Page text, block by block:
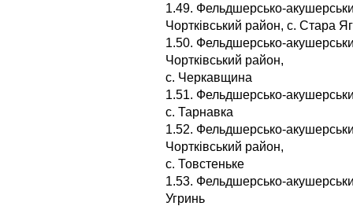
1.49. Фельдшерсько-
Чортківський район, с. Стара
1.50. Фельдшерсько-
Чортківський район,
с. Черкавщина
1.51. Фельдшерсько-
с. Тарнавка
1.52. Фельдшерсько-
Чортківський район,
с. Товстеньке
1.53. Фельдшерсько-
Угринь